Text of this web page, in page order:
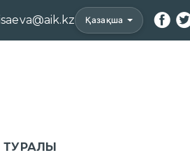
Қазақша
ТУРАЛЫ